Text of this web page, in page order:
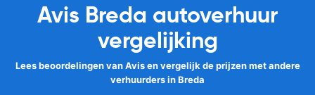
Avis Breda autoverhuur
vergelijking
Lees beoordelingen van Avis en vergelijk de prijzen met andere
verhuurders in Breda